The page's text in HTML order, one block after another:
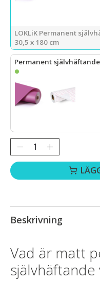
LOKLiK Permanent
30,5 x 180 cm
Permanent
LOKLiK Permanent
Beskrivning
Vad är matt
självhäftande